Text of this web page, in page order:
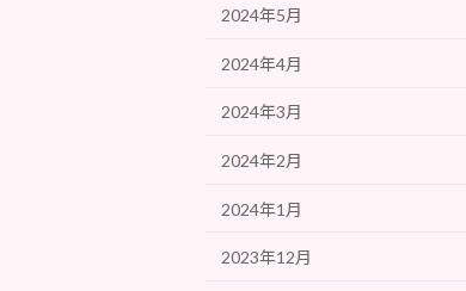
2024年5月
2024年4月
2024年3月
2024年2月
2024年1月
2023年12月